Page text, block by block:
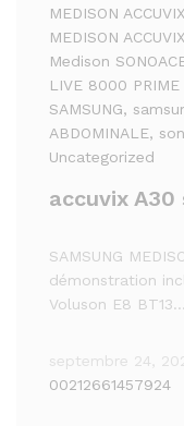
MEDISON ACCUVIX
MEDISON
Medison
LIVE 8000
SAMSUNG,
ABDOMINALE,
Uncategorized
accuvix A30
SAMSUNG
démonstration
Voluson E8
septembre 24,
00212661457924